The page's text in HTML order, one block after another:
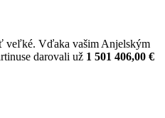
veľké. Vďaka vašim Anjelským
darovali už 1 501 406,00 €